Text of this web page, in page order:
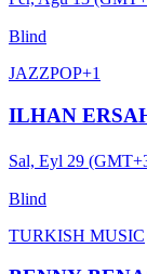
Blind
JAZZPOP+1
ILHAN
Sal, Eyl 29
Blind
TURKISH MUSIC